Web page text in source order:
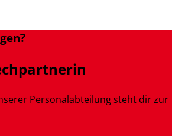
Personalabteilung steht dir zur